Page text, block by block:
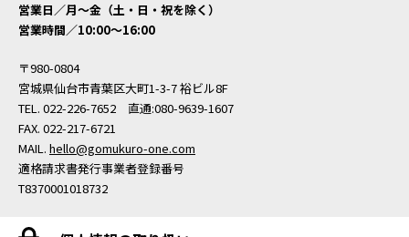
営業日／月〜金（土・日・祝を除く）
営業時間／10:00〜16:00
〒980-0804
宮城県仙台市青葉区大町1-3-7 裕ビル8F
TEL. 022-226-7652 直通:080-9639-1607
FAX. 022-217-6721
MAIL. hello@gomukuro-one.com
適格請求書発行事業者登録番号
T8370001018732